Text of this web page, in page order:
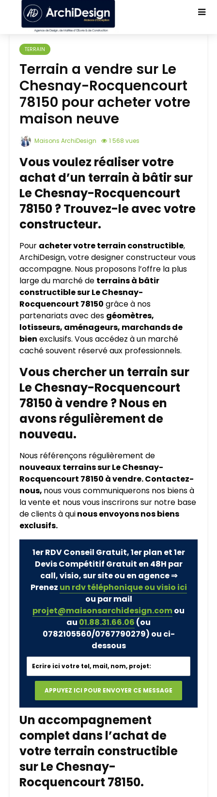
TERRAIN
Terrain a vendre sur Le
Chesnay-Rocquencourt
78150 pour acheter votre
maison neuve
Maisons ArchiDesign 1 568 vues
Vous voulez réaliser votre
achat d’un terrain à bâtir sur
Le Chesnay-Rocquencourt
78150 ? Trouvez-le avec votre
constructeur.
Pour acheter votre terrain constructible,
ArchiDesign, votre designer constructeur vous
accompagne. Nous proposons l’offre la plus
large du marché de terrains à bâtir
constructible sur Le Chesnay-
Rocquencourt 78150 grâce à nos
partenariats avec des géomètres,
lotisseurs, aménageurs, marchands de
bien exclusifs. Vous accédez à un marché
caché souvent réservé aux professionnels.
Vous chercher un terrain sur
Le Chesnay-Rocquencourt
78150 à vendre ? Nous en
avons régulièrement de
nouveau.
Nous référençons régulièrement de
nouveaux terrains sur Le Chesnay-
Rocquencourt 78150 à vendre. Contactez-
nous, nous vous communiquerons nos biens à
la vente et nous vous inscrirons sur notre base
de clients à quinous envoyons nos biens
exclusifs.
1er RDV Conseil Gratuit, 1er plan et 1er
Devis Compétitif Gratuit en 48H par
call, visio, sur site ou en agence ⇒
Prenez un rdv téléphonique ou visio ici
ou par mail
projet@maisonsarchidesign.comou
au 01.88.31.66.06 (ou
0782105560/0767790279) ou ci-
dessous
Un accompagnement
complet dans l’achat de
votre terrain constructible
sur Le Chesnay-
Rocquencourt 78150.